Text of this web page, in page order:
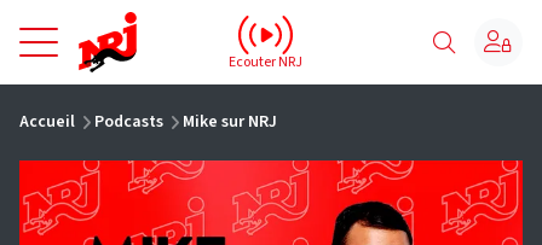
NRJ - Accueil
Ecouter NRJ
Accueil Podcasts Mike sur NRJ